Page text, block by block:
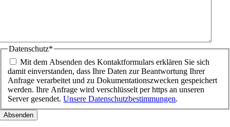
Datenschutz*
Mit dem Absenden des Kontaktformulars erklären Sie sich
damit einverstanden, dass Ihre Daten zur Beantwortung Ihrer
Anfrage verarbeitet und zu Dokumentationszwecken gespeichert
werden. Ihre Anfrage wird verschlüsselt per https an unseren
Server gesendet.Unsere Datenschutzbestimmungen.